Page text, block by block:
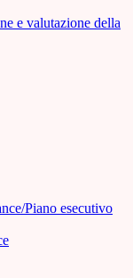
e valutazione della
Piano esecutivo